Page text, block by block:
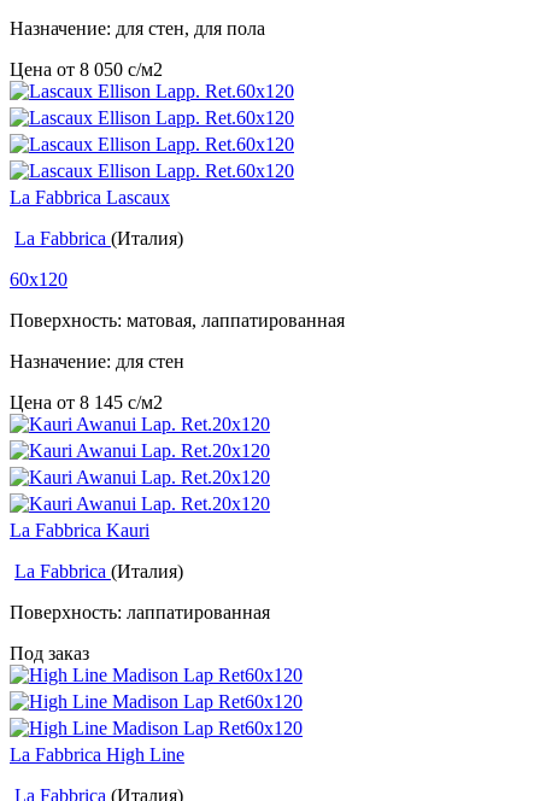
Назначение: для стен, для пола
Цена от 8 050 c/м2
La Fabbrica Lascaux
La Fabbrica (Италия)
60x120
Поверхность: матовая, лаппатированная
Назначение: для стен
Цена от 8 145 c/м2
La Fabbrica Kauri
La Fabbrica (Италия)
Поверхность: лаппатированная
Под заказ
La Fabbrica High Line
La Fabbrica (Италия)